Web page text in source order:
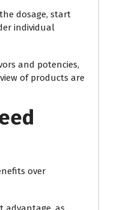
dosage, start
individual
and potencies,
of products are
over